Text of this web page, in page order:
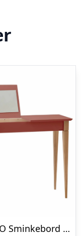
MIMO Sminkebord med spejl 85x35cm Antik pink